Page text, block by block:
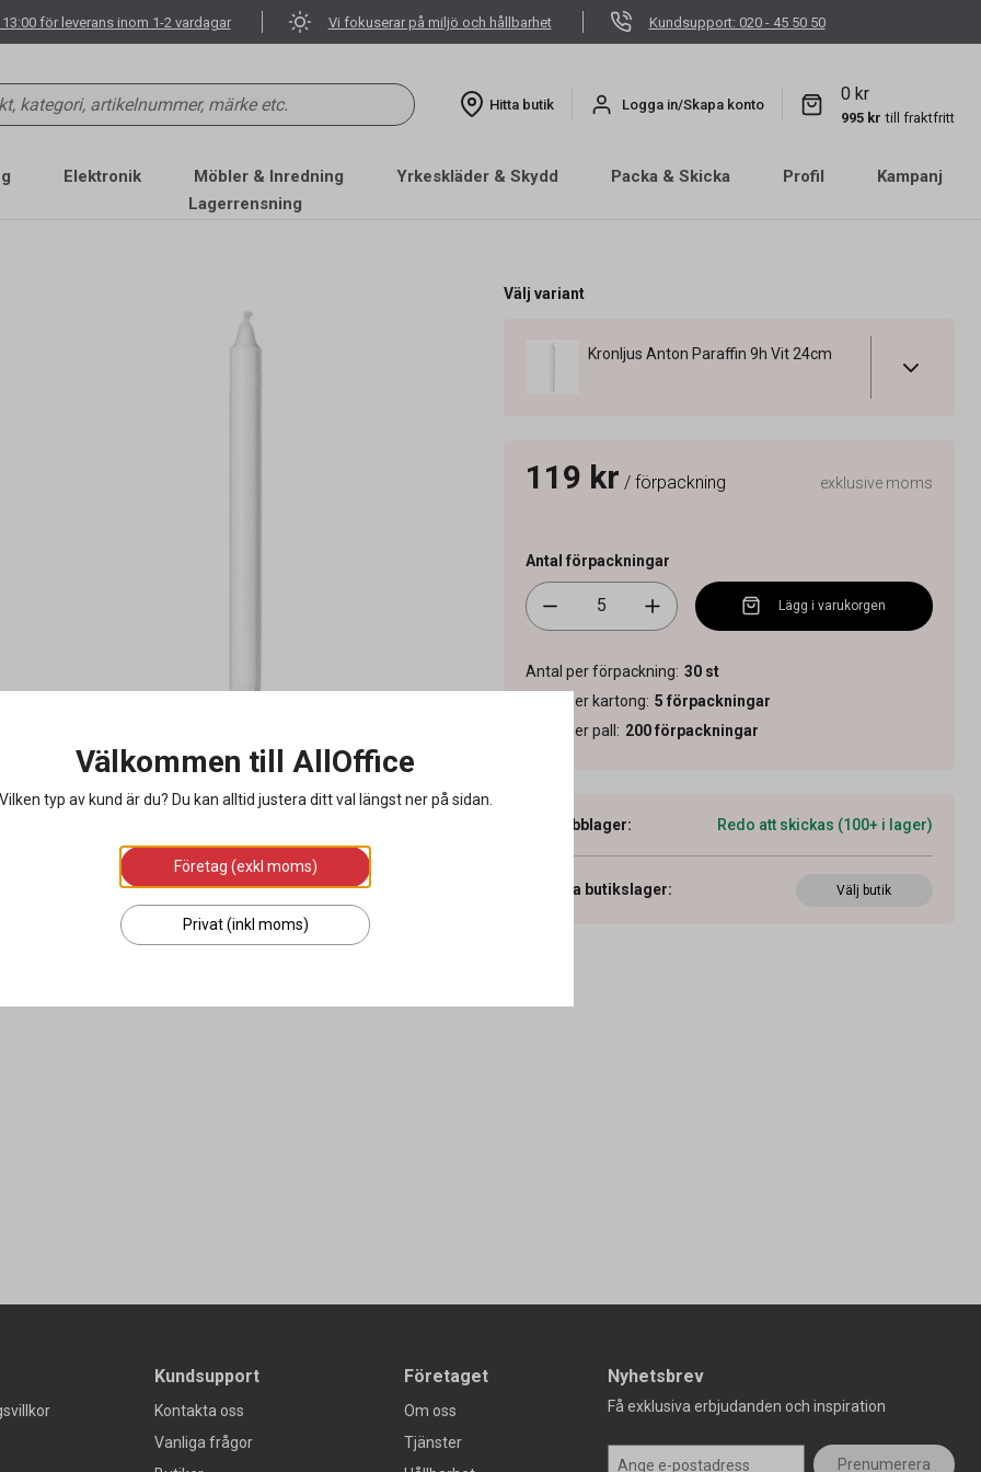
för leverans inom 1-2 vardagar Vi fokuserar på miljö och hållbarhet Kundsupport: 020 - 45 50 50
Hitta butik Logga in/Skapa konto
0 kr
995 kr till fraktfritt
Elektronik Möbler & Inredning Yrkeskläder & Skydd Packa & Skicka Profil
Kampanj
Lagerrensning
Välj variant
Kronljus Anton Paraffin 9h Vit 24cm
119 kr / förpackning exklusive moms
Antal förpackningar
Lägg i varukorgen
Antal per förpackning: 30 st
Antal per kartong: 5 förpackningar
Antal per pall : 200förpackningar
Webblager: Redo att skickas (100+ i lager)
Visa butikslager: Välj butik
Kundsupport
Kontakta oss
Vanliga frågor
Företaget
Om oss
Tjänster
Nyhetsbrev
Få exklusiva erbjudanden och inspiration
Prenumerera
Välkommen till AllOffice
Vilken typ av kund är du? Du kan alltid justera ditt val längst ner på sidan.
Företag (exkl moms)
Privat (inkl moms)